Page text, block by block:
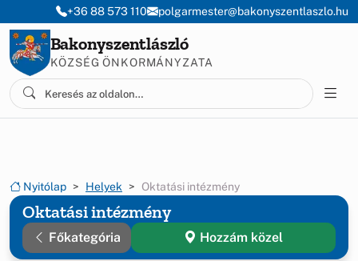
Ugrás a menüre
Ugrás a tartalomra
+36 88 573 110 polgarmester@bakonyszentlaszlo.hu
Bakonyszentlászló
KÖZSÉG ÖNKORMÁNYZATA
Nyitólap Helyek Oktatási intézmény
Oktatási intézmény
Főkategória Hozzám közel